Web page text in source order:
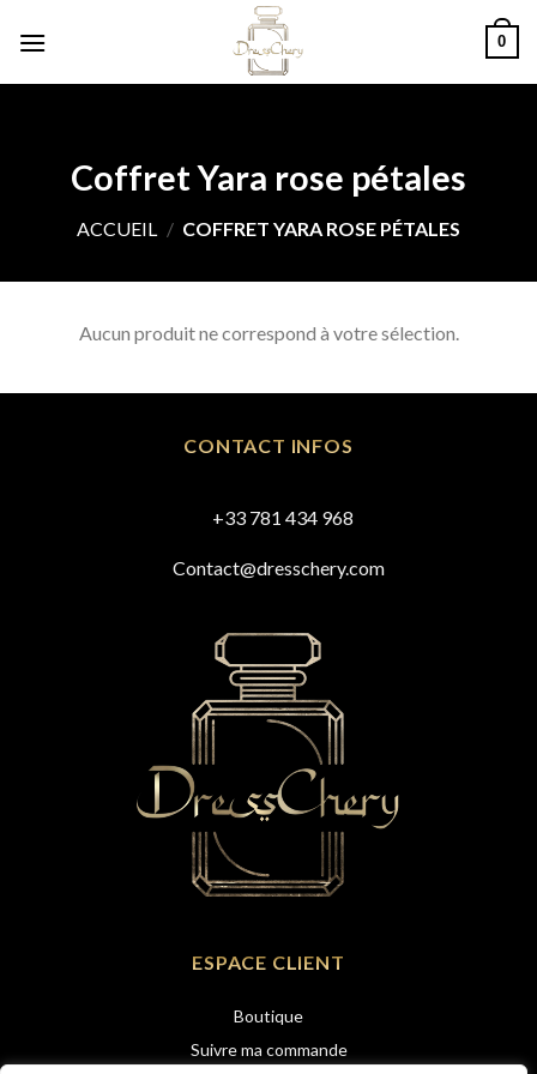
0
Coffret Yara rose pétales
ACCUEIL / COFFRET YARA ROSE PÉTALES
Aucun produit ne correspond à votre sélection.
CONTACT INFOS
+33 781 434 968
Contact@dresschery.com
ESPACE CLIENT
Boutique
Suivre ma commande